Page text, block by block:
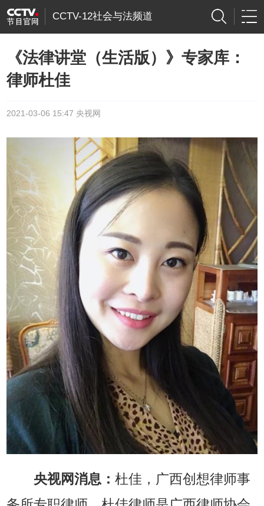
CCTV-12社会与法频道
《法律讲堂（生活版）》专家库：
律师杜佳
2021-03-06 15:47 央视网
央视网消息： 杜佳，广西创想律师事